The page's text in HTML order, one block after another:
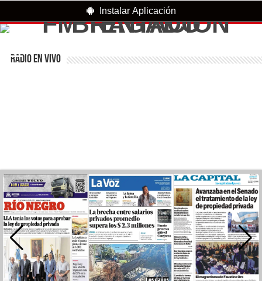
Instalar Aplicación
RADIO EN VIVO